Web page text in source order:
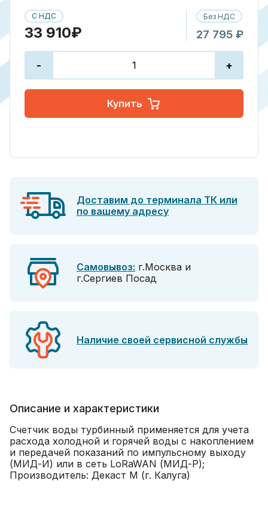
С НДС
33 910₽
Без НДС
27 795 ₽
- +
Купить
Доставим до терминала ТК или
по вашему адресу
Самовывоз: г.Москва и
г.Сергиев Посад
Наличие своей сервисной службы
Описание и характеристики
Счетчик воды турбинный применяется для учета
расхода холодной и горячей воды с накоплением
и передачей показаний по импульсному выходу
(МИД-И) или в сеть LoRaWAN (МИД-Р);
Производитель: Декаст М (г. Калуга)